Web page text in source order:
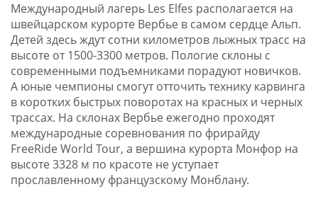
Международный лагерь Les Elfes располагается на
швейцарском курорте Вербье в самом сердце Альп.
Детей здесь ждут сотни километров лыжных трасс на
высоте от 1500-3300 метров. Пологие склоны с
современными подъемниками порадуют новичков.
А юные чемпионы смогут отточить технику карвинга
в коротких быстрых поворотах на красных и черных
трассах. На склонах Вербье ежегодно проходят
международные соревнования по фрирайду
FreeRide World Tour, а вершина курорта Монфор на
высоте 3328 м по красоте не уступает
прославленному французскому Монблану.